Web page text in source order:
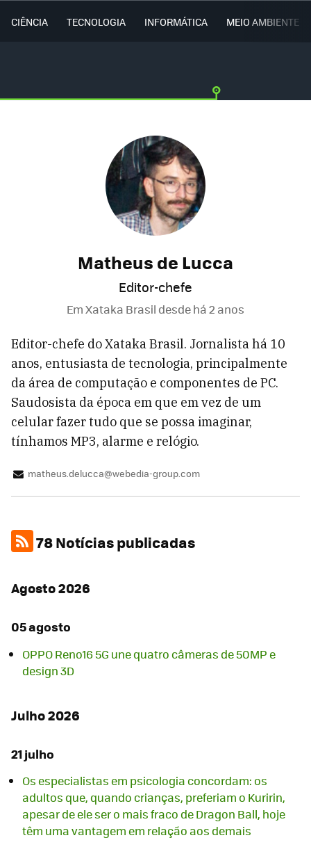
CIÊNCIA TECNOLOGIA INFORMÁTICA MEIO AMBIENTE
Matheus de Lucca
Editor-chefe
Em Xataka Brasil desdehá 2 anos
Editor-chefe do Xataka Brasil. Jornalista há 10
anos, entusiasta de tecnologia, principalmente
da área de computação e componentes de PC.
Saudosista da época em que em vez de um
celular fazer tudo que se possa imaginar,
tínhamos MP3, alarme e relógio.
matheus.delucca@webedia-group.com
78 Notícias publicadas
Agosto 2026
05 agosto
OPPO Reno16 5G une quatro câmeras de 50MP e
design 3D
Julho 2026
21 julho
Os especialistas em psicologia concordam: os
adultos que, quando crianças, preferiam o Kuririn,
apesar de ele ser o mais fraco de Dragon Ball, hoje
têm uma vantagem em relação aos demais